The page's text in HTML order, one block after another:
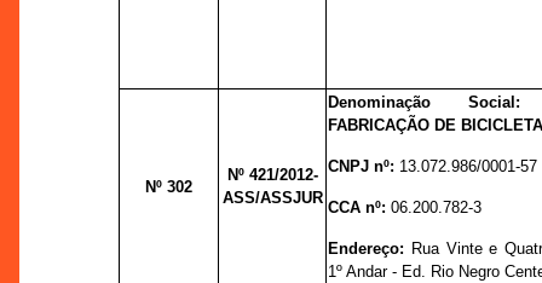
Nº 302
Nº 421/2012-
ASS/ASSJUR
Denominação
FABRICAÇÃO DE
CNPJ nº: 13.072.986/0001-57
CCA nº:06.200.782-3
Endereço: Rua Vinte e
1º Andar - Ed. Rio Negro